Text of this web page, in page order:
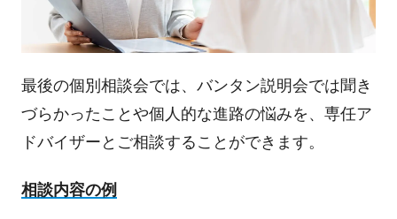
最後の個別相談会では、バンタン説明会では聞き
づらかったことや個人的な進路の悩みを、専任ア
ドバイザーとご相談することができます。
相談内容の例